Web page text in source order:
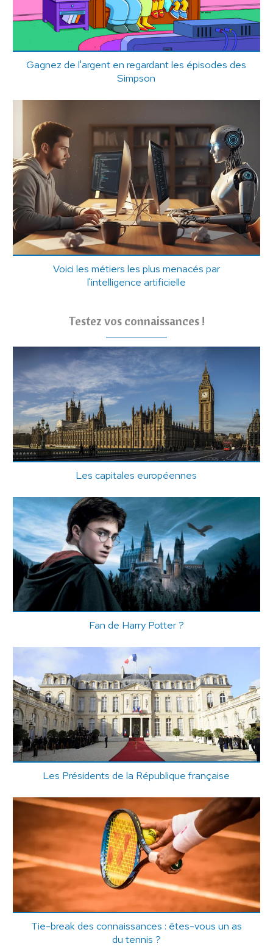
Gagnez de l'argent en regardant les épisodes des
Simpson
Voici les métiers les plus menacés par
l'intelligence artificielle
Testez vos connaissances !
Les capitales européennes
Fan de Harry Potter ?
Les Présidents de la République française
Tie-break des connaissances : êtes-vous un as
du tennis ?